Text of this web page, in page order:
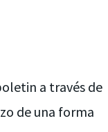
a través de
de una forma